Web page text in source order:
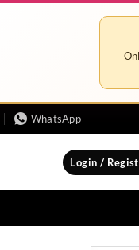
WhatsApp
Login /